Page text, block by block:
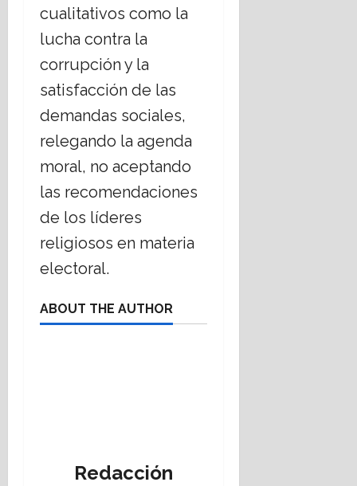
cualitativos como la
lucha contra la
corrupción y la
satisfacción de las
demandas sociales,
relegando la agenda
moral, no aceptando
las recomendaciones
de los líderes
religiosos en materia
electoral.
ABOUT THE AUTHOR
Redacción